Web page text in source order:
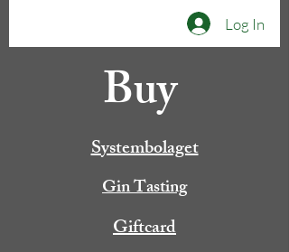
Log In
Buy
Systembolaget
Gin Tasting
Giftcard